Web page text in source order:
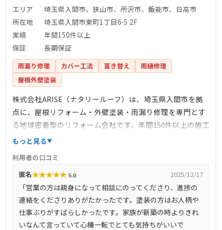
エリア
埼玉県入間市、狭山市、所沢市、飯能市、日高市
所在地
埼玉県入間市東町1丁目6-5 2F
実績
年間150件以上
保証
長期保証
雨漏り修理 カバー工法 葺き替え
雨樋修理
屋根外壁塗装
株式会社ARISE（ナタリールーフ）は、埼玉県入間市を拠
点に、屋根リフォーム・外壁塗装・雨漏り修理を専門とす
る地域密着型のリフォーム会社です。年間150件以上の施工
実績を持ち、完全自社施工による高品質なサービスを提供
塗料を確認しながら相談できる環境を整えています。無料
の屋根診断や詳細な見積もりを通じて、お客様のニーズに
合わせた最適な提案を行い、施工後も定期点検や長期保証
など、充実したアフターフォローで安心を提供していま
す。
もっと見る
利用者の口コミ
匿名★★★★★ 5.0 2025/12/17
「営業の方は親身になって相談にのってくださり、進捗の
連絡をくださりありがたかったです。塗装の方はお人柄や
仕事ぶりがすばらしかったです。家族が新築の時よりきれ
いなんて言っていて心機一転でとても気持ちがいいで